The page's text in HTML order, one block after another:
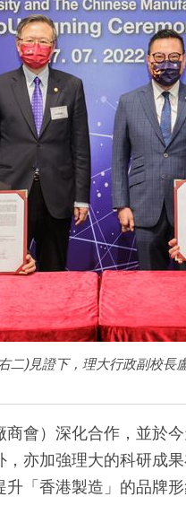
二)見證下，理大行政副校
會）深化合作，並於
亦加強理大的科研成
「香港製造」的品牌形